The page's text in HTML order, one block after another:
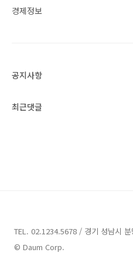
경제정보
공지사항
최근댓글
TEL. 02.1234.5678 / 경기 성남시 분
© Daum Corp.